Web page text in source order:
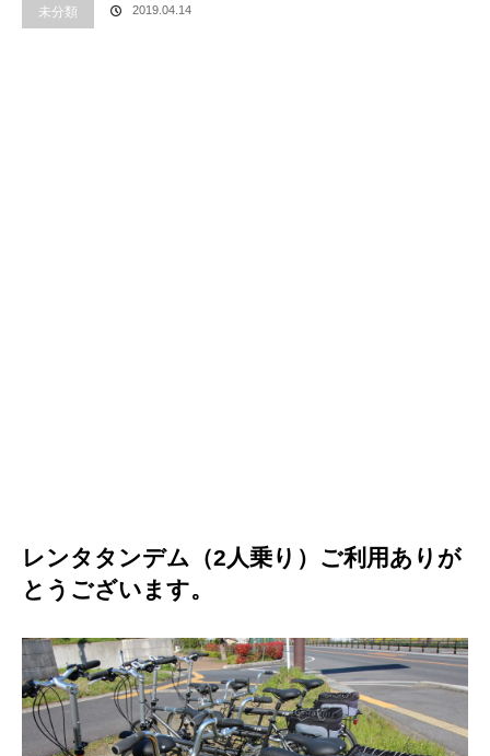
未分類 2019.04.14
レンタタンデム（2人乗り）ご利用ありが
とうございます。